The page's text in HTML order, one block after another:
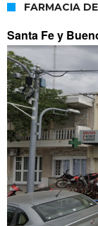
FARMACIA
Santa Fe y